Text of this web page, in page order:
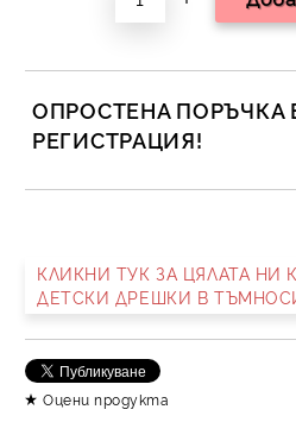
ОПРОСТЕНА ПОРЪЧКА
РЕГИСТРАЦИЯ!
Ние ще се свържем с вас в
КЛИКНИ ТУК ЗА ЦЯЛАТА НИ
ДЕТСКИ ДРЕШКИ В
Оцени продукта